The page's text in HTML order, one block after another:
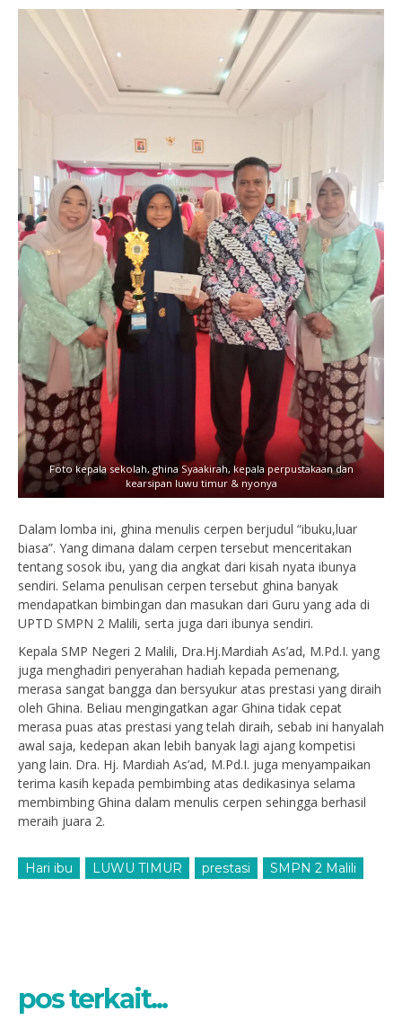
Foto kepala sekolah, ghina Syaakirah, kepala perpustakaan dan
kearsipan luwu timur & nyonya
Dalam lomba ini, ghina menulis cerpen berjudul “ibuku,luar
biasa”. Yang dimana dalam cerpen tersebut menceritakan
tentang sosok ibu, yang dia angkat dari kisah nyata ibunya
sendiri. Selama penulisan cerpen tersebut ghina banyak
mendapatkan bimbingan dan masukan dari Guru yang ada di
UPTD SMPN 2 Malili, serta juga dari ibunya sendiri.
Kepala SMP Negeri 2 Malili, Dra.Hj.Mardiah As’ad, M.Pd.I. yang
juga menghadiri penyerahan hadiah kepada pemenang,
merasa sangat bangga dan bersyukur atas prestasi yang diraih
oleh Ghina. Beliau mengingatkan agar Ghina tidak cepat
merasa puas atas prestasi yang telah diraih, sebab ini hanyalah
awal saja, kedepan akan lebih banyak lagi ajang kompetisi
yang lain. Dra. Hj. Mardiah As’ad, M.Pd.I. juga menyampaikan
terima kasih kepada pembimbing atas dedikasinya selama
membimbing Ghina dalam menulis cerpen sehingga berhasil
meraih juara 2.
Hari ibu LUWU TIMUR prestasi SMPN 2 Malili
pos terkait...